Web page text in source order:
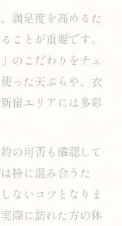
満足度を高めるた
ことが重要です。
のこだわりをチェ
った天ぷらや、衣
宿エリアには多彩
の可否も確認して
特に混み合うた
ないコツとなりま
際に訪れた方の体